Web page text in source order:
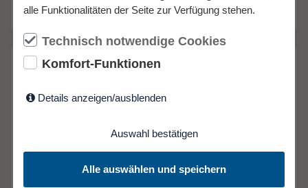
E-Mail:post@welzer.com
alle Funktionalitäten der Seite zur Verfügung stehen.
Technisch notwendige Cookies
Komfort-Funktionen
Details anzeigen/ausblenden
Auswahl bestätigen
Alle auswählen und speichern